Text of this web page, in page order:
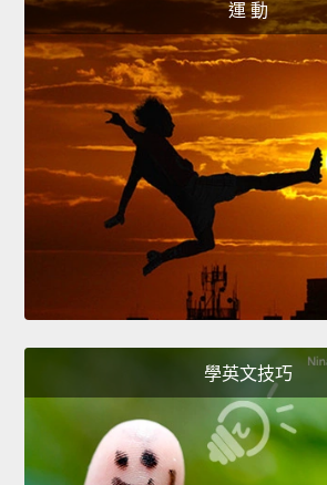
運 動
學英文技巧